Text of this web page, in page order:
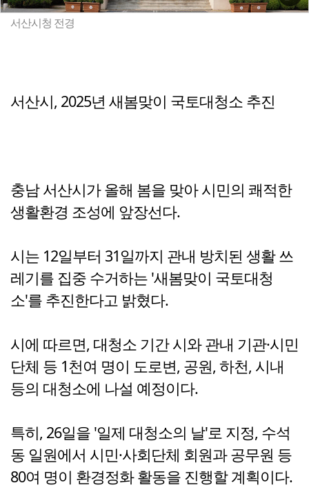
서산시청 전경
서산시, 2025년 새봄맞이 국토대청소 추진
충남 서산시가 올해 봄을 맞아 시민의 쾌적한
생활환경 조성에 앞장선다.
시는 12일부터 31일까지 관내 방치된 생활 쓰
레기를 집중 수거하는 '새봄맞이 국토대청
소'를 추진한다고 밝혔다.
시에 따르면, 대청소 기간 시와 관내 기관·시민
단체 등 1천여 명이 도로변, 공원, 하천, 시내
등의 대청소에 나설 예정이다.
특히, 26일을 '일제 대청소의 날'로 지정, 수석
동 일원에서 시민·사회단체 회원과 공무원 등
80여 명이 환경정화 활동을 진행할 계획이다.